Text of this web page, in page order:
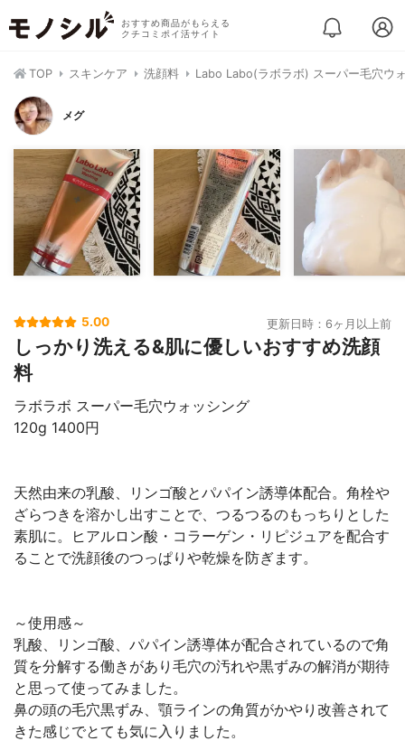
おすすめ商品がもらえる
クチコミポイ活サイト
TOP スキンケア 洗顔料 Labo Labo(ラボラボ) スーパー毛穴ウ
メグ
5.00 更新日時：6ヶ月以上前
しっかり洗える&肌に優しいおすすめ洗顔
料
ラボラボ スーパー毛穴ウォッシング
120g 1400円
天然由来の乳酸、リンゴ酸とパパイン誘導体配合。角栓や
ざらつきを溶かし出すことで、つるつるのもっちりとした
素肌に。ヒアルロン酸・コラーゲン・リピジュアを配合す
ることで洗顔後のつっぱりや乾燥を防ぎます。
～使用感～
乳酸、リンゴ酸、パパイン誘導体が配合されているので角
質を分解する働きがあり毛穴の汚れや黒ずみの解消が期待
と思って使ってみました。
鼻の頭の毛穴黒ずみ、顎ラインの角質がかやり改善されて
きた感じでとても気に入りました。